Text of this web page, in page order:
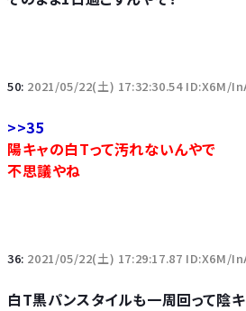
50: 2021/05/22(土) 17:32:30.54 ID:X6M/
>>35
陽キャの白Tって汚れないんやで
不思議やね
36: 2021/05/22(土) 17:29:17.87 ID:X6M/
白T黒パンスタイルも一周回って陰